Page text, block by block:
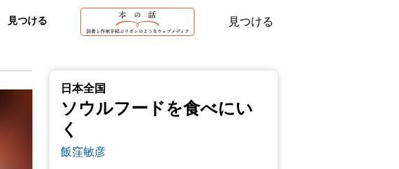
見つける 見つける
日本全国
ソウルフードを食べにい
く
飯窪敏彦